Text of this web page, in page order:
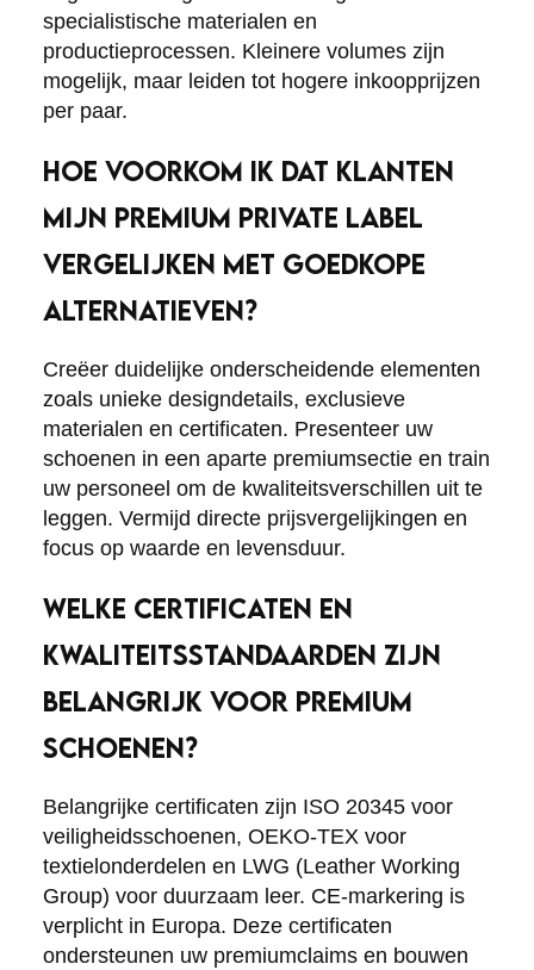
specialistische materialen en
productieprocessen. Kleinere volumes zijn
mogelijk, maar leiden tot hogere inkoopprijzen
per paar.
HOE VOORKOM IK DAT KLANTEN
MIJN PREMIUM PRIVATE LABEL
VERGELIJKEN MET GOEDKOPE
ALTERNATIEVEN?
Creëer duidelijke onderscheidende elementen
zoals unieke designdetails, exclusieve
materialen en certificaten. Presenteer uw
schoenen in een aparte premiumsectie en train
uw personeel om de kwaliteitsverschillen uit te
leggen. Vermijd directe prijsvergelijkingen en
focus op waarde en levensduur.
WELKE CERTIFICATEN EN
KWALITEITSSTANDAARDEN ZIJN
BELANGRIJK VOOR PREMIUM
SCHOENEN?
Belangrijke certificaten zijn ISO 20345 voor
veiligheidsschoenen, OEKO-TEX voor
textielonderdelen en LWG (Leather Working
Group) voor duurzaam leer. CE-markering is
verplicht in Europa. Deze certificaten
ondersteunen uw premiumclaims en bouwen